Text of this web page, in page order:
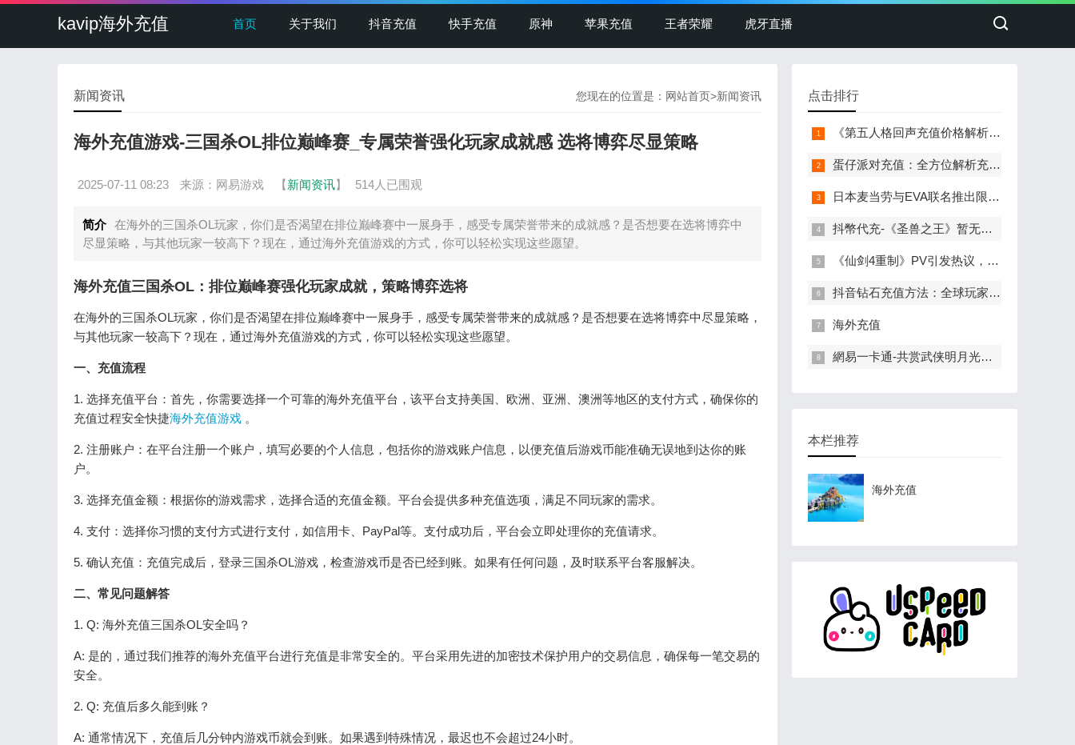
kavip海外充值 首页 关于我们 抖音充值 快手充值 原神 苹果充值 王者荣耀 虎牙直播
您现在的位置是： 网站首页>新闻资讯
新闻资讯
海外充值游戏-三国杀OL排位巅峰赛_专属荣誉强化玩家成就感 选将博弈尽显策略
2025-07-11 08:23 来源：网易游戏 【新闻资讯】 514人已围观
简介 在海外的三国杀OL玩家，你们是否渴望在排位巅峰赛中一展身手，感受专属荣誉带来的成就感？是否想要在选将博弈中
尽显策略，与其他玩家一较高下？现在，通过海外充值游戏的方式，你可以轻松实现这些愿望。
海外充值三国杀OL：排位巅峰赛强化玩家成就，策略博弈选将
在海外的三国杀OL玩家，你们是否渴望在排位巅峰赛中一展身手，感受专属荣誉带来的成就感？是否想要在选将博弈中尽显策略，
与其他玩家一较高下？现在，通过海外充值游戏的方式，你可以轻松实现这些愿望。
一、充值流程
1. 选择充值平台：首先，你需要选择一个可靠的海外充值平台，该平台支持美国、欧洲、亚洲、澳洲等地区的支付方式，确保你的
充值过程安全快捷海外充值游戏 。
2. 注册账户：在平台注册一个账户，填写必要的个人信息，包括你的游戏账户信息，以便充值后游戏币能准确无误地到达你的账
户。
3. 选择充值金额：根据你的游戏需求，选择合适的充值金额。平台会提供多种充值选项，满足不同玩家的需求。
4. 支付：选择你习惯的支付方式进行支付，如信用卡、PayPal等。支付成功后，平台会立即处理你的充值请求。
5. 确认充值：充值完成后，登录三国杀OL游戏，检查游戏币是否已经到账。如果有任何问题，及时联系平台客服解决。
二、常见问题解答
1. Q: 海外充值三国杀OL安全吗？
A: 是的，通过我们推荐的海外充值平台进行充值是非常安全的。平台采用先进的加密技术保护用户的交易信息，确保每一笔交易的
安全。
2. Q: 充值后多久能到账？
A: 通常情况下，充值后几分钟内游戏币就会到账。如果遇到特殊情况，最迟也不会超过24小时。
点击排行
《第五人格回声充值价格解析及uspeedcard.com充值流程指南
蛋仔派对充值：全方位解析充值流程与常见问题
日本麦当劳与EVA联名推出限定玩具，充值抖币参与抽奖赢取
抖幣代充-《圣兽之王》暂无计划推出DLC或续集 也不会登陆PC
《仙剑4重制》PV引发热议，玩家戏称“村里第一个抖音充币的复读生”
抖音钻石充值方法：全球玩家的游戏充值指南
海外充值
網易一卡通-共赏武侠明月光！《剑网3》×《秦时明月》联动正式开启
本栏推荐
海外充值